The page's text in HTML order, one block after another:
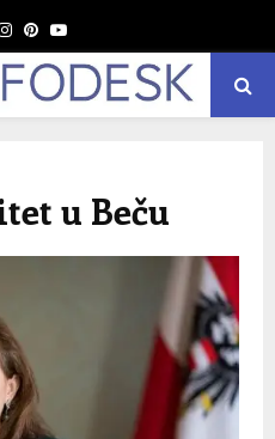
Instagram
Pinterest
Youtube
u Beču